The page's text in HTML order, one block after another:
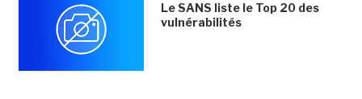
Le SANS liste le Top 20 des
vulnérabilités